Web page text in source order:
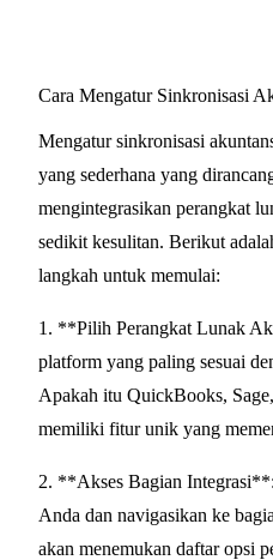
Cara Mengatur Sinkronisasi
Mengatur sinkronisasi
yang sederhana yang
mengintegrasikan perangkat
sedikit kesulitan. Berikut
langkah untuk memulai:
1. **Pilih Perangkat Lunak
platform yang paling sesuai
Apakah itu QuickBooks,
memiliki fitur unik yang
2. **Akses Bagian
Anda dan navigasikan ke
akan menemukan daftar opsi